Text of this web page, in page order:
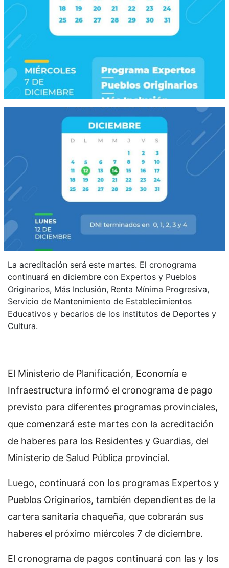
La acreditación será este martes. El cronograma
continuará en diciembre con Expertos y Pueblos
Originarios, Más Inclusión, Renta Mínima Progresiva,
Servicio de Mantenimiento de Establecimientos
Educativos y becarios de los institutos de Deportes y
Cultura.
El Ministerio de Planificación, Economía e
Infraestructura informó el cronograma de pago
previsto para diferentes programas provinciales,
que comenzará este martes con la acreditación
de haberes para los Residentes y Guardias, del
Ministerio de Salud Pública provincial.
Luego, continuará con los programas Expertos y
Pueblos Originarios, también dependientes de la
cartera sanitaria chaqueña, que cobrarán sus
haberes el próximo miércoles 7 de diciembre.
El cronograma de pagos continuará con las y los